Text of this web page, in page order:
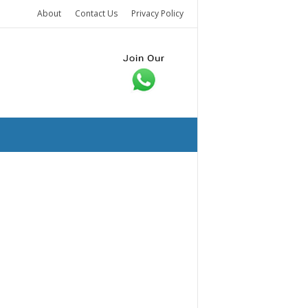
About Contact Us Privacy Policy